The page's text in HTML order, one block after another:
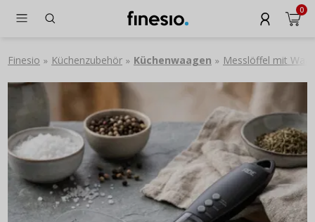
0
Finesio » Küchenzubehör » Küchenwaagen » Messlöffel mit